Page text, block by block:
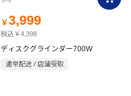
￥3,999
税込￥4,398
ディスクグラインダー700W
通常配送 / 店舗受取